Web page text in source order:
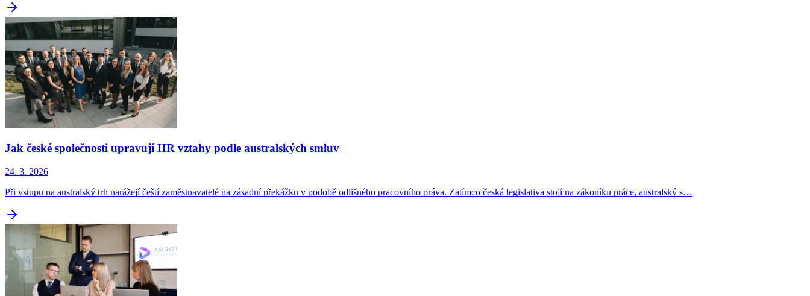
Jak české společnosti upravují HR vztahy podle australských smluv
24. 3. 2026
Při vstupu na australský trh narážejí čeští zaměstnavatelé na zásadní překážku v podobě odlišného pracovního práva. Zatímco česká legislativa stojí na zákoníku práce, australský s…